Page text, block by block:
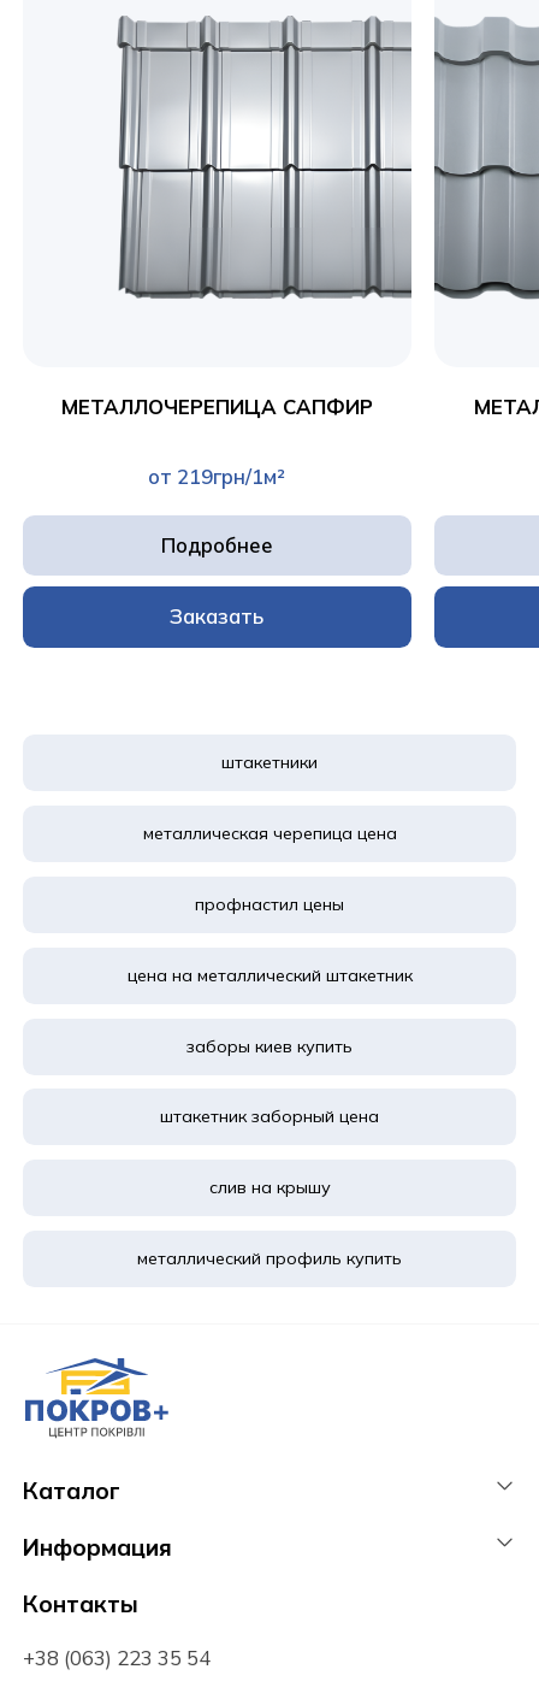
МЕТАЛЛОЧЕРЕПИЦА САПФИР
от 219грн/1м²
Подробнее
Заказать
штакетники
металлическая черепица цена
профнастил цены
цена на металлический штакетник
заборы киев купить
штакетник заборный цена
слив на крышу
металлический профиль купить
Каталог
Информация
Контакты
+38 (063) 223 35 54